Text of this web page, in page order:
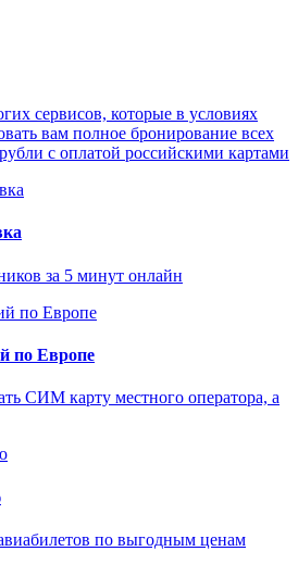
сервисов, которые в условиях
вам полное бронирование всех
с оплатой российскими картами
за 5 минут онлайн
по Европе
СИМ карту местного оператора, а
по выгодным ценам